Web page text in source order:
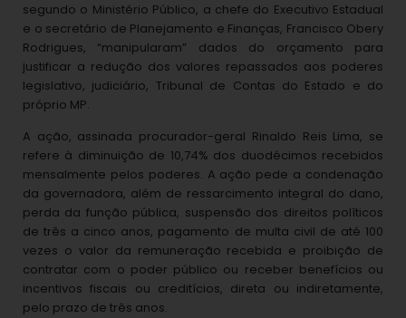
segundo o Ministério Público, a chefe do Executivo Estadual
e o secretário de Planejamento e Finanças, Francisco Obery
Rodrigues, “manipularam” dados do orçamento para
justificar a redução dos valores repassados aos poderes
legislativo, judiciário, Tribunal de Contas do Estado e do
próprio MP.
A ação, assinada procurador-geral Rinaldo Reis Lima, se
refere à diminuição de 10,74% dos duodécimos recebidos
mensalmente pelos poderes. A ação pede a condenação
da governadora, além de ressarcimento integral do dano,
perda da função pública, suspensão dos direitos políticos
de três a cinco anos, pagamento de multa civil de até 100
vezes o valor da remuneração recebida e proibição de
contratar com o poder público ou receber benefícios ou
incentivos fiscais ou creditícios, direta ou indiretamente,
pelo prazo de três anos.